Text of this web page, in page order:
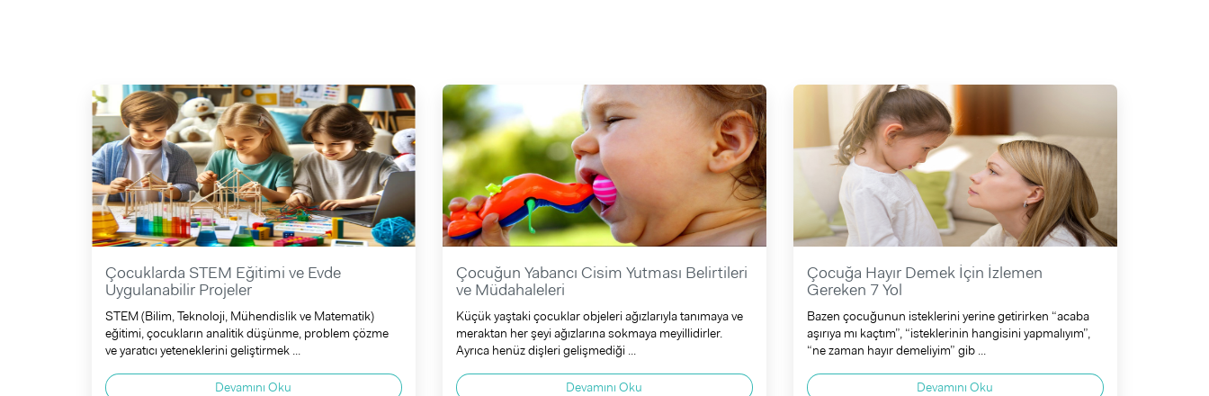
Çocuklarda STEM Eğitimi ve Evde
Uygulanabilir Projeler
STEM (Bilim, Teknoloji, Mühendislik ve Matematik)
eğitimi, çocukların analitik düşünme, problem çözme
ve yaratıcı yeteneklerini geliştirmek ...
Devamını Oku
Çocuğun Yabancı Cisim Yutması Belirtileri
ve Müdahaleleri
Küçük yaştaki çocuklar objeleri ağızlarıyla tanımaya ve
meraktan her şeyi ağızlarına sokmaya meyillidirler.
Ayrıca henüz dişleri gelişmediği ...
Devamını Oku
Çocuğa Hayır Demek İçin İzlemen
Gereken 7 Yol
Bazen çocuğunun isteklerini yerine getirirken “acaba
aşırıya mı kaçtım”, “isteklerinin hangisini yapmalıyım”,
“ne zaman hayır demeliyim” gib ...
Devamını Oku